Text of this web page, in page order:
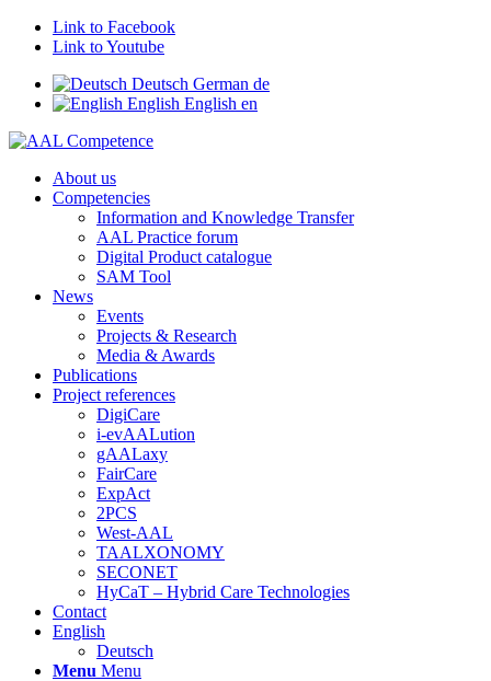
Link to Facebook
Link to Youtube
Deutsch German de
English English en
About us
Competencies
Information and Knowledge Transfer
AAL Practice forum
Digital Product catalogue
SAM Tool
News
Events
Projects & Research
Media & Awards
Publications
Project references
DigiCare
i-evAALution
gAALaxy
FairCare
ExpAct
2PCS
West-AAL
TAALXONOMY
SECONET
HyCaT – Hybrid Care Technologies
Contact
English
Deutsch
Menu Menu